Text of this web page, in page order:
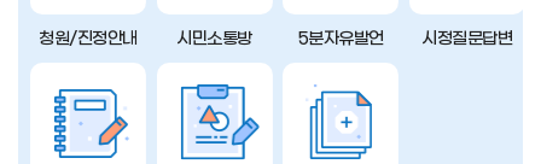
청원/진정안내 시민소통방 5분자유발언 시정질문답변